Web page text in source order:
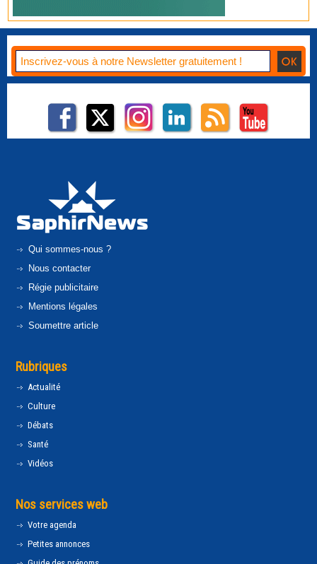
Qui sommes-nous ?
Nous contacter
Régie publicitaire
Mentions légales
Soumettre article
Rubriques
Actualité
Culture
Débats
Santé
Vidéos
Nos services web
Votre agenda
Petites annonces